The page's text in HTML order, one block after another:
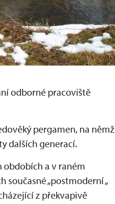
odborné pracoviště
pergamen, na němž
dalších generací.
a v raném
současné „postmoderní „
z překvapivě